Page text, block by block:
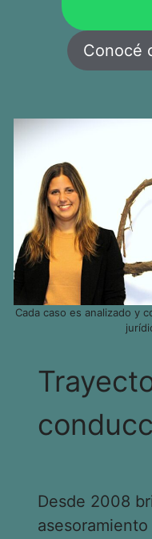
Conocé
Cada caso es analizado y
Desde 2008